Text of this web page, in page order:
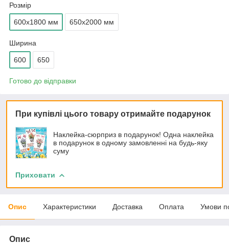
Розмір
600х1800 мм 650х2000 мм
Ширина
600 650
Готово до відправки
При купівлі цього товару отримайте подарунок
Наклейка-сюрприз в подарунок! Одна наклейка
в подарунок в одному замовленні на будь-яку
суму
Приховати
Опис Характеристики Доставка Оплата Умови
Опис